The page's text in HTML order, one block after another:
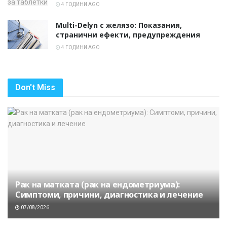
4 ГОДИНИ AGO
Multi-Delyn с желязо: Показания,
странични ефекти, предупреждения
4 ГОДИНИ AGO
Don't Miss
Рак на матката (рак на ендометриума):
Симптоми, причини, диагностика и лечение
07/08/2026